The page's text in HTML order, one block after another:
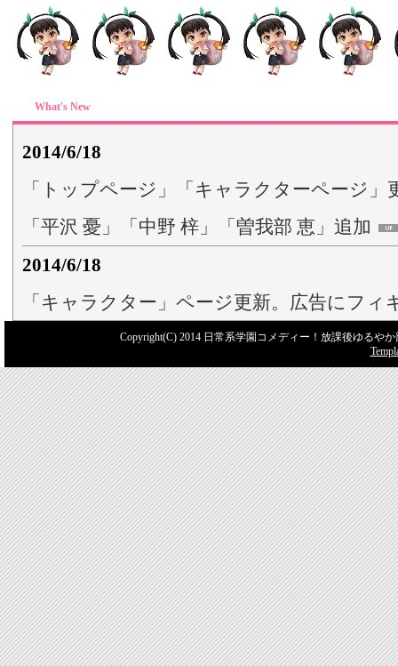
What's New
2014/6/18
「トップページ」「キャラクターページ
「平沢 憂」「中野 梓」「曽我部 恵」追加
2014/6/18
「キャラクター」ページ更新。広告にフィ
「けいおん」ホームページアップ
2014/1/16
ホームページリニューアル
2014/1/14
トップページにコミック追加
2014/1/14
hobbyのページにBlu-ray追加
2014/1/12
Copyright(C) 2014 日常系学園コメディー！放課後ゆるや